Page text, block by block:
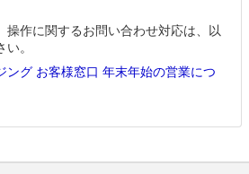
操作に関するお問い合わせ対応は、以
。
ング お客様窓口 年末年始の営業につ